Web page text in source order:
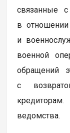
связанные
в отношении
и
военной
обращений
с
ведомства.